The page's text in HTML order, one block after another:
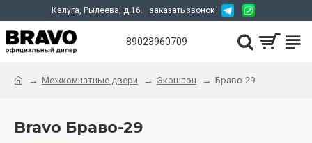
Калуга, Рылеева, д.16. заказать звонок
89023960709
Межкомнатные двери Экошпон Браво-29
Bravo Браво-29